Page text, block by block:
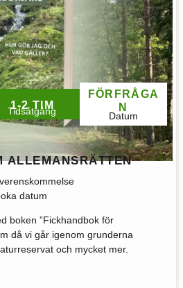
1-2 TIM
Tidsåtgång
FÖRFRÅGA
N
Datum
ALLEMANSRÄTTEN
datum
boken ”Fickhandbok för
då vi går igenom grunderna
och mycket mer.